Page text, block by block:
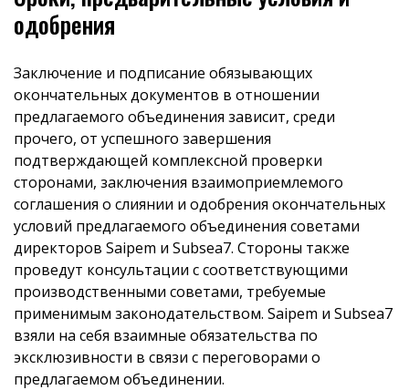
одобрения
Заключение и подписание обязывающих
окончательных документов в отношении
предлагаемого объединения зависит, среди
прочего, от успешного завершения
подтверждающей комплексной проверки
сторонами, заключения взаимоприемлемого
соглашения о слиянии и одобрения окончательных
условий предлагаемого объединения советами
директоров Saipem и Subsea7. Стороны также
проведут консультации с соответствующими
производственными советами, требуемые
применимым законодательством. Saipem и Subsea7
взяли на себя взаимные обязательства по
эксклюзивности в связи с переговорами о
предлагаемом объединении.